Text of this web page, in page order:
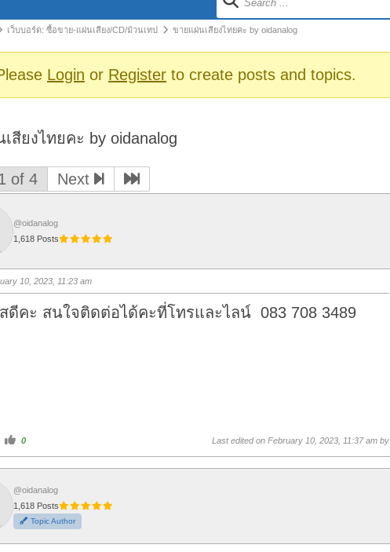
เว็บบอร์ด: ซื้อขาย-แผ่นเสียง/CD/ม้วนเทป ขายแผ่นเสียงไทยคะ by oidanalog
Login or Registerto create posts and topics.
สียงไทยคะ by oidanalog
of 4 Next
@oidanalog
1,618 Posts
10, 2023, 11:23 am
ะ สนใจติดต่อได้คะที่โทรและไลน์ 083 708 3489
C
l
i
k
o
r
t
h
u
m
0 Last edited on February 10, 2023, 11:37 am by
@oidanalog
1,618 Posts
Topic Author